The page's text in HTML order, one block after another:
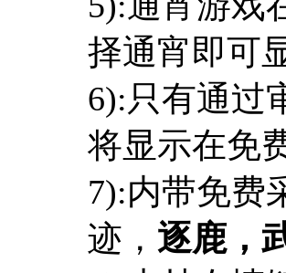
择通宵即可
6):只有通过
将显示在免
7):内带免费
迹， 逐鹿，